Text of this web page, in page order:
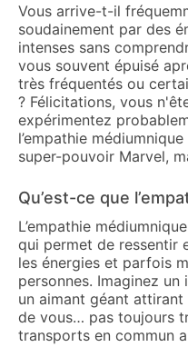
Vous arrive-t-il
soudainement par des
intenses sans
vous souvent épuisé
très fréquentés ou
? Félicitations, vous
expérimentez
l’empathie
super-pouvoir Marvel,
Qu’est-ce que
L’empathie
qui permet de ressentir
les énergies et parfois
personnes. Imaginez
un aimant géant
de vous… pas toujours
transports en commun